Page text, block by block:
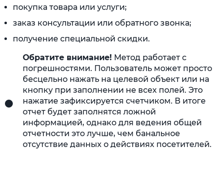
покупка товара или услуги;
заказ консультации или обратного звонка;
получение специальной скидки.
Обратите внимание! Метод работает с
погрешностями. Пользователь может просто
бесцельно нажать на целевой объект или на
кнопку при заполнении не всех полей. Это
нажатие зафиксируется счетчиком. В итоге
отчет будет заполнятся ложной
информацией, однако для ведения общей
отчетности это лучше, чем банальное
отсутствие данных о действиях посетителей.